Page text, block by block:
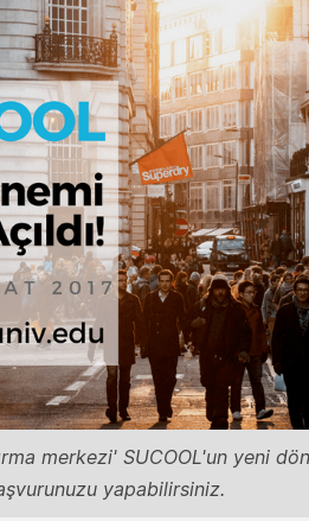
merkezi' SUCOOL'un yeni
yapabilirsiniz.